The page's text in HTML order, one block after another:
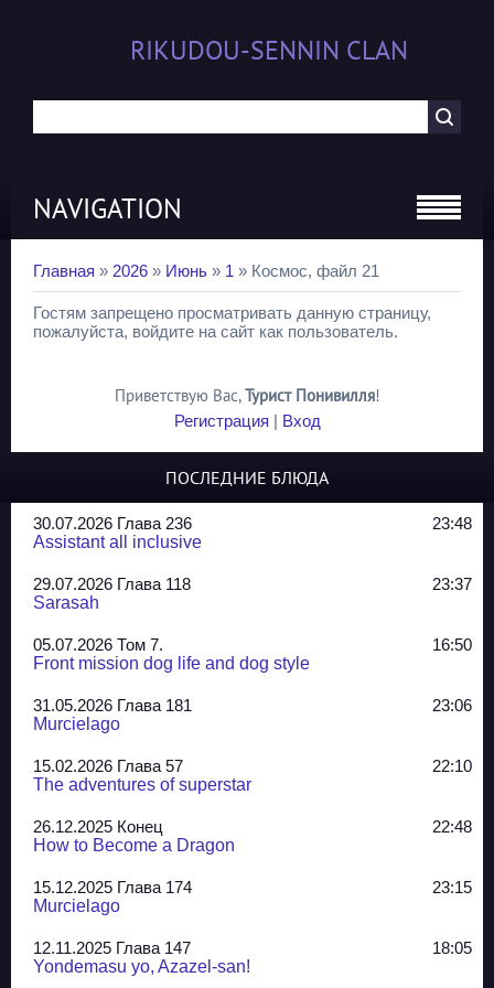
RIKUDOU-SENNIN CLAN
NAVIGATION
Главная » 2026 » Июнь » 1 » Космос, файл 21
Гостям запрещено просматривать данную страницу,
пожалуйста, войдите на сайт как пользователь.
Приветствую Вас,Турист Понивилля!
Регистрация | Вход
ПОСЛЕДНИЕ БЛЮДА
30.07.2026 Глава 236
23:48
Assistant all inclusive
29.07.2026 Глава 118
23:37
Sarasah
05.07.2026 Том 7.
16:50
Front mission dog life and dog style
31.05.2026 Глава 181
23:06
Murcielago
15.02.2026 Глава 57
22:10
The adventures of superstar
26.12.2025 Конец
22:48
How to Become a Dragon
15.12.2025 Глава 174
23:15
Murcielago
12.11.2025 Глава 147
18:05
Yondemasu yo, Azazel-san!